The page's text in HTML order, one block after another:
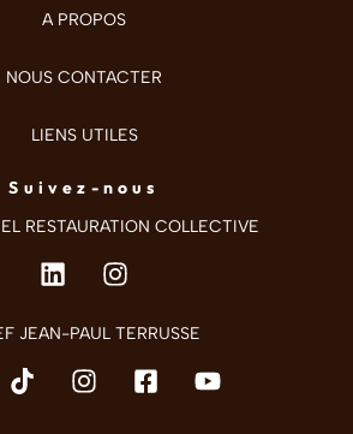
A PROPOS
NOUS CONTACTER
LIENS UTILES
Suivez-nous
RESTAURATION COLLECTIVE
JEAN-PAUL TERRUSSE